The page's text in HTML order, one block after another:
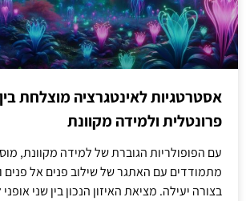
אסטרטגיות לאינטגרציה מוצלחת
פרונטלית ולמידה מקוונת
עם הפופולריות הגוברת של למידה מקוונת,
מתמודדים עם האתגר של שילוב פנים אל פנים
בצורה יעילה. מציאת האיזון הנכון בין שני